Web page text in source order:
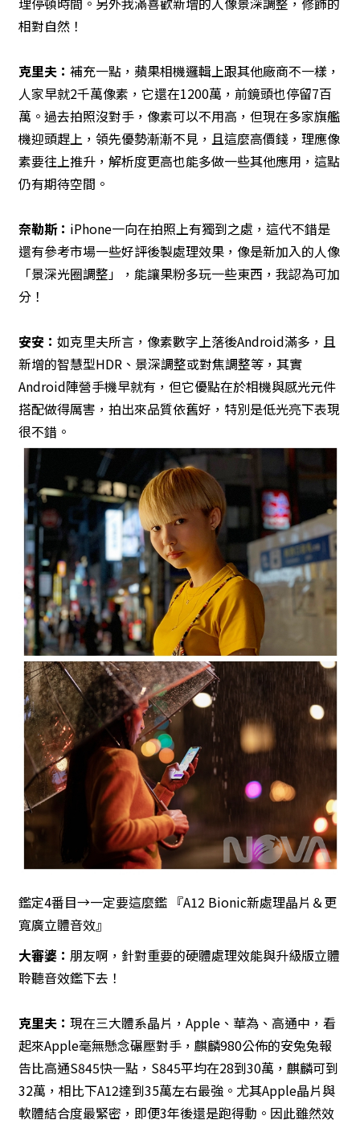
相對自然！
克里夫： 補充一點，蘋果相機邏輯上跟其他廠商不一樣，
人家早就2千萬像素，它還在1200萬，前鏡頭也停留7百
萬。過去拍照沒對手，像素可以不用高，但現在多家旗艦
機迎頭趕上，領先優勢漸漸不見，且這麼高價錢，理應像
素要往上推升，解析度更高也能多做一些其他應用，這點
仍有期待空間。
奈勒斯： iPhone一向在拍照上有獨到之處，這代不錯是
還有參考市場一些好評後製處理效果，像是新加入的人像
「景深光圈調整」，能讓果粉多玩一些東西，我認為可加
分！
安安： 如克里夫所言，像素數字上落後Android滿多，且
新增的智慧型HDR、景深調整或對焦調整等，其實
Android陣營手機早就有，但它優點在於相機與感光元件
搭配做得厲害，拍出來品質依舊好，特別是低光亮下表現
很不錯。
鑑定4番目→一定要這麼鑑 『A12 Bionic新處理晶片＆更
寬廣立體音效』
大審婆： 朋友啊，針對重要的硬體處理效能與升級版立體
聆聽音效鑑下去！
克里夫： 現在三大體系晶片，Apple、華為、高通中，看
起來Apple毫無懸念碾壓對手，麒麟980公佈的安兔兔報
告比高通S845快一點，S845平均在28到30萬，麒麟可到
32萬，相比下A12達到35萬左右最強。尤其Apple晶片與
軟體結合度最緊密，即便3年後還是跑得動。因此雖然效